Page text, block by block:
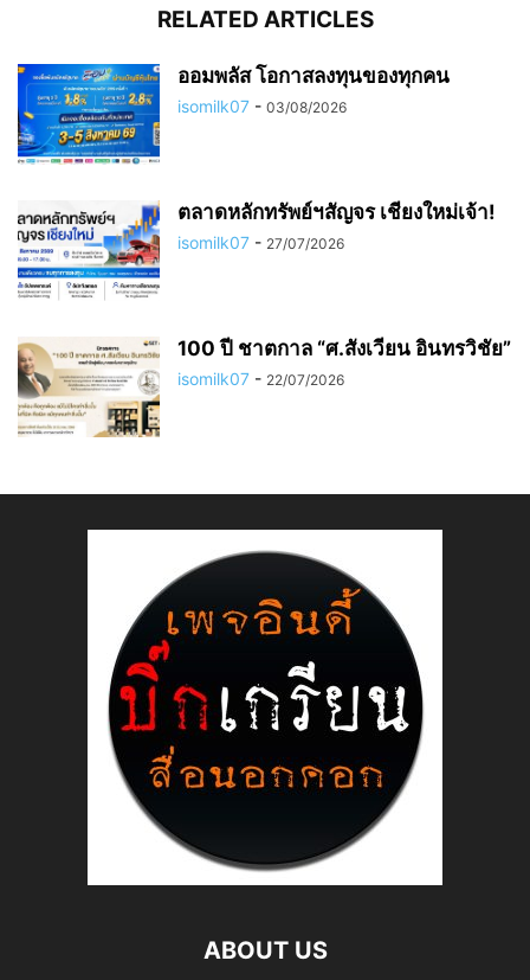
RELATED ARTICLES
ออมพลัส โอกาสลงทุนของทุกคน
isomilk07 - 03/08/2026
ตลาดหลักทรัพย์ฯสัญจร เชียงใหม่เจ้า!
isomilk07 - 27/07/2026
100 ปี ชาตกาล “ศ.สังเวียน อินทรวิชัย”
isomilk07 - 22/07/2026
ABOUT US